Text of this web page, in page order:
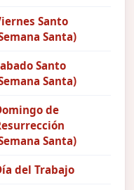
Santo
Santa)
Santo
Santa)
de
Santa)
del Trabajo